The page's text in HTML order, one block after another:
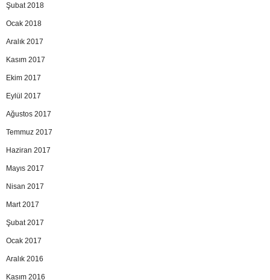
Şubat 2018
Ocak 2018
Aralık 2017
Kasım 2017
Ekim 2017
Eylül 2017
Ağustos 2017
Temmuz 2017
Haziran 2017
Mayıs 2017
Nisan 2017
Mart 2017
Şubat 2017
Ocak 2017
Aralık 2016
Kasım 2016